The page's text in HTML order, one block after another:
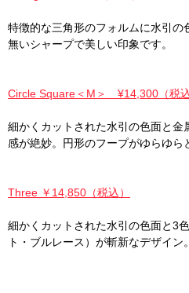
特徴的な三角形のフォルムに水引の
無いシャープで美しい印象です。
Circle Square＜M＞ ¥14,300（税込
細かくカットされた水引の色面と金
感が絶妙。円形のフープがゆらゆら
Three ￥14,850（税込）
細かくカットされた水引の色面と3
ト・ブルレース）が斬新なデザイン。